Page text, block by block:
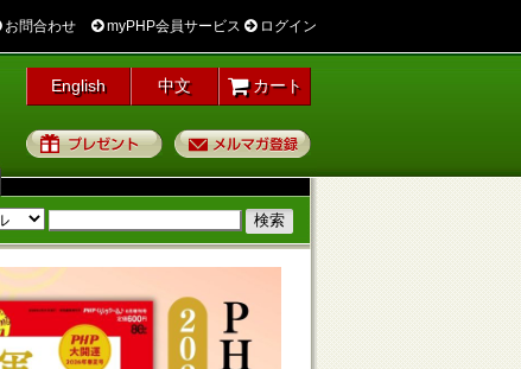
お問合わせ myPHP会員サービス ログイン
English 中文 カート
プレゼント